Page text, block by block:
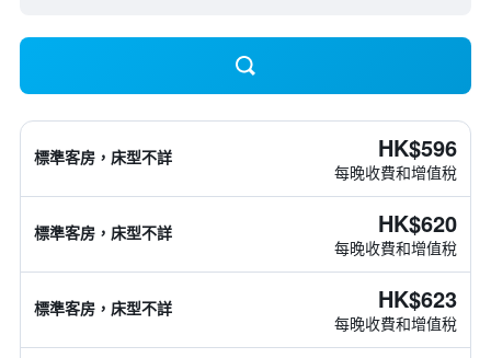
標準客房，床型不詳 HK$596
每晚收費和增值稅
標準客房，床型不詳 HK$620
每晚收費和增值稅
標準客房，床型不詳 HK$623
每晚收費和增值稅